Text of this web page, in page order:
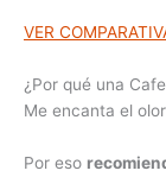
VER
¿Por qué una
Me encanta el
Por eso